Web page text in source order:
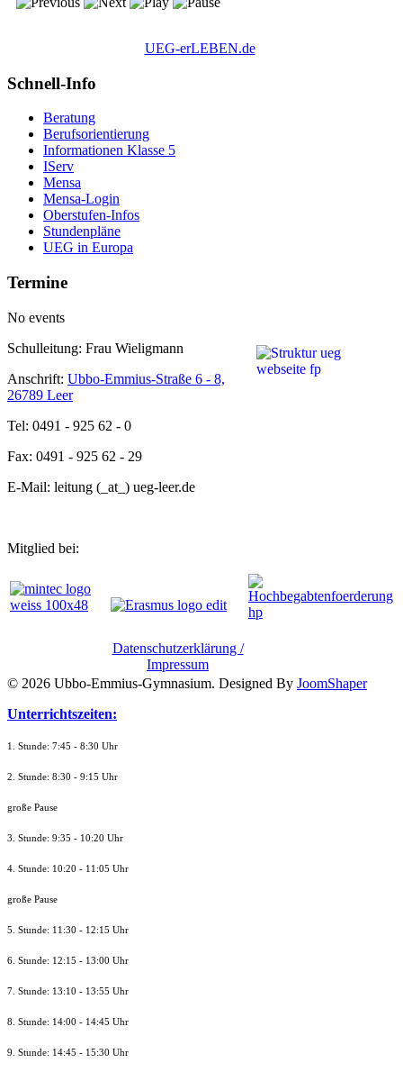
UEG-erLEBEN.de
Schnell-Info
Beratung
Berufsorientierung
Informationen Klasse 5
IServ
Mensa
Mensa-Login
Oberstufen-Infos
Stundenpläne
UEG in Europa
Termine
No events
Schulleitung: Frau Wieligmann
Anschrift: Ubbo-Emmius-Straße 6 - 8,
26789 Leer
Tel: 0491 - 925 62 - 0
Fax: 0491 - 925 62 - 29
E-Mail: leitung (_at_) ueg-leer.de
Mitglied bei:
Datenschutzerklärung /
Impressum
© 2026 Ubbo-Emmius-Gymnasium. Designed By JoomShaper
Unterrichtszeiten:
1. Stunde: 7:45 - 8:30 Uhr
2. Stunde: 8:30 - 9:15 Uhr
große Pause
3. Stunde: 9:35 - 10:20 Uhr
4. Stunde: 10:20 - 11:05 Uhr
große Pause
5. Stunde: 11:30 - 12:15 Uhr
6. Stunde: 12:15 - 13:00 Uhr
7. Stunde: 13:10 - 13:55 Uhr
8. Stunde: 14:00 - 14:45 Uhr
9. Stunde: 14:45 - 15:30 Uhr